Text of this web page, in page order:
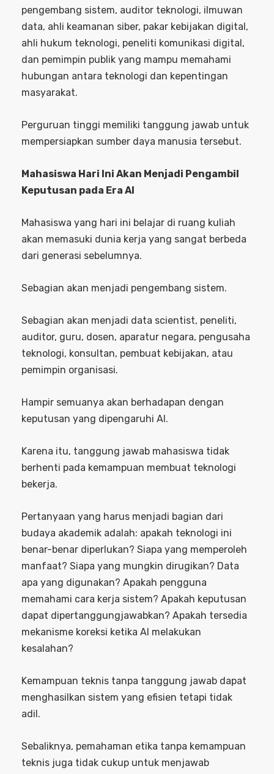
pengembang sistem, auditor teknologi, ilmuwan
data, ahli keamanan siber, pakar kebijakan digital,
ahli hukum teknologi, peneliti komunikasi digital,
dan pemimpin publik yang mampu memahami
hubungan antara teknologi dan kepentingan
masyarakat.
Perguruan tinggi memiliki tanggung jawab untuk
mempersiapkan sumber daya manusia tersebut.
Mahasiswa Hari Ini Akan Menjadi Pengambil
Keputusan pada Era AI
Mahasiswa yang hari ini belajar di ruang kuliah
akan memasuki dunia kerja yang sangat berbeda
dari generasi sebelumnya.
Sebagian akan menjadi pengembang sistem.
Sebagian akan menjadi data scientist, peneliti,
auditor, guru, dosen, aparatur negara, pengusaha
teknologi, konsultan, pembuat kebijakan, atau
pemimpin organisasi.
Hampir semuanya akan berhadapan dengan
keputusan yang dipengaruhi AI.
Karena itu, tanggung jawab mahasiswa tidak
berhenti pada kemampuan membuat teknologi
bekerja.
Pertanyaan yang harus menjadi bagian dari
budaya akademik adalah: apakah teknologi ini
benar-benar diperlukan? Siapa yang memperoleh
manfaat? Siapa yang mungkin dirugikan? Data
apa yang digunakan? Apakah pengguna
memahami cara kerja sistem? Apakah keputusan
dapat dipertanggungjawabkan? Apakah tersedia
mekanisme koreksi ketika AI melakukan
kesalahan?
Kemampuan teknis tanpa tanggung jawab dapat
menghasilkan sistem yang efisien tetapi tidak
adil.
Sebaliknya, pemahaman etika tanpa kemampuan
teknis juga tidak cukup untuk menjawab